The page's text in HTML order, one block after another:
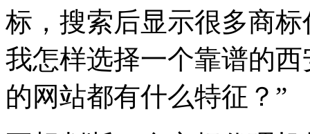
标，搜索后显示很多商
我怎样选择一个靠谱的
的网站都有什么特征？”